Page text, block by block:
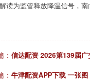
读为监管释放降温信号，南
： 信达配资 2026第139届
： 牛津配资APP下载 一张